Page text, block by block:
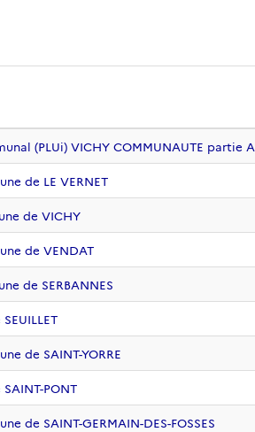
(PLUi) VICHY COMMUNAUTE partie A
de LE VERNET
de VICHY
de VENDAT
de SERBANNES
de SAINT-YORRE
PONT
de SAINT-GERMAIN-DES-FOSSES